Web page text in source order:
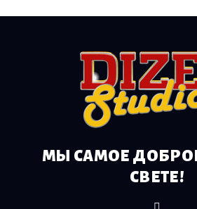
МЫ САМОЕ
СВЕТЕ!